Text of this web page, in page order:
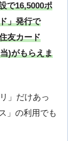
で16,5000ポ
」発行で
友カード
)がもらえま
」だけあっ
」の利用でも